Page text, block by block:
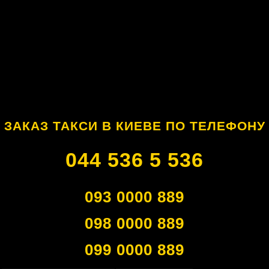
ЗАКАЗ ТАКСИ В КИЕВЕ ПО ТЕЛЕФОНУ
044 536 5 536
093 0000 889
098 0000 889
099 0000 889